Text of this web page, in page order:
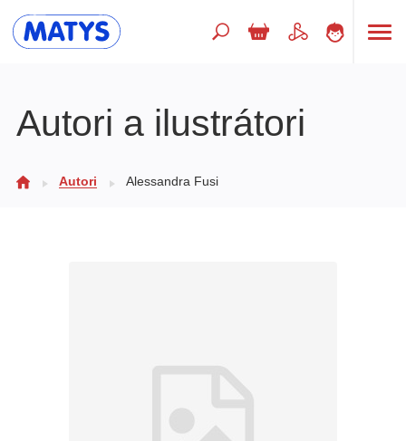
Doplnkový sortiment
Všetky kategórie
Autori a ilustrátori
Autori Alessandra Fusi